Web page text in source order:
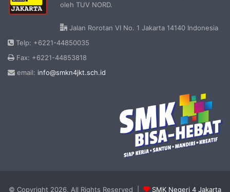
oleh TUV NORD.
Jalan Rorotan VI No. 1 Jakarta 14140 Indonesia
Telp: +6221-44850035
Fax: +6221-44853818
email: info@smkn4jkt.sch.id
© Copyright 2026, All Rights Reserved | SMK Negeri 4 Jakarta